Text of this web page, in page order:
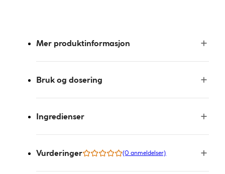
Mer produktinformasjon
Bruk og dosering
Ingredienser
Vurderinger (0 anmeldelser)